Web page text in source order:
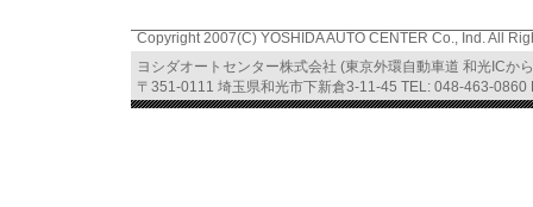
Copyright 2007(C) YOSHIDA AUTO CENTER Co., Ind. All
ヨシダオートセンター株式会社 (東京外環自動車道 和光ICか
〒351-0111 埼玉県和光市下新倉3-11-45 TEL: 048-463-0860